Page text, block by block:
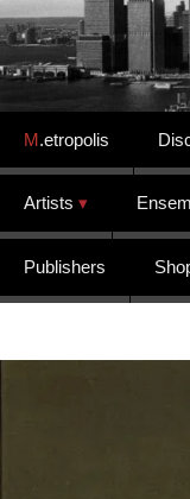
Skip to content
M.etropolis
Artists
Publishers